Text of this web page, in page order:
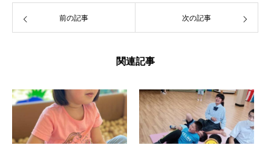
前の記事 次の記事
関連記事